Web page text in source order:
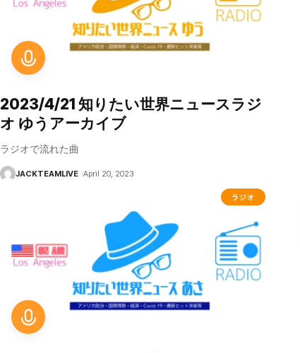
2023/4/21 知りたい世界ニュースラジ
オ ゆうアーカイブ
ラジオで流れた曲
JACKTEAMLIVE April 20, 2023
ラジオ